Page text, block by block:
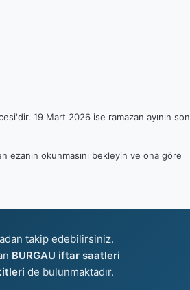
19 Mart 2026 ise ramazan ayının son
ezanın okunmasını bekleyin ve ona göre
takip edebilirsiniz.
BURGAU iftar saatleri
de bulunmaktadır.